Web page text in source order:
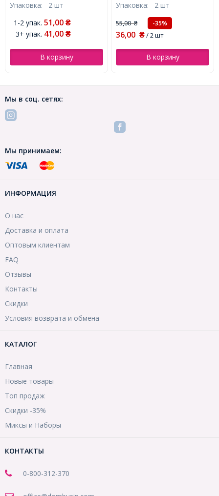
Аппликация, Осьминог,
(УТ100023475)
Упаковка: 2 шт
1-2 упак. 51,00 ₴
3+ упак. 41,00 ₴
В корзину
Аппликация, Фламинго,
Размер: 68x40x1.5мм,
(УТ100023477)
Упаковка: 2 шт
55,00₴ -35%
36,00 ₴/ 2 шт
В корзину
Мы в соц. сетях:
Мы принимаем:
ИНФОРМАЦИЯ
О нас
Доставка и оплата
Оптовым клиентам
FAQ
Отзывы
Контакты
Скидки
Условия возврата и обмена
КАТАЛОГ
Главная
Новые товары
Топ продаж
Скидки -35%
Миксы и Наборы
КОНТАКТЫ
0-800-312-370